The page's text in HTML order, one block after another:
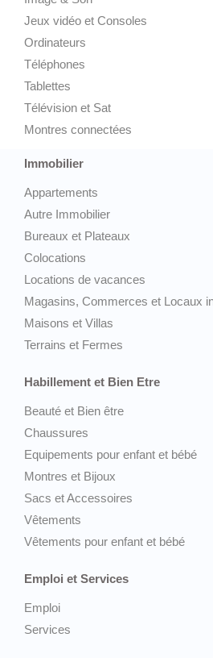
Jeux vidéo et Consoles
Ordinateurs
Téléphones
Tablettes
Télévision et Sat
Montres connectées
Immobilier
Appartements
Autre Immobilier
Bureaux et Plateaux
Colocations
Locations de vacances
Magasins, Commerces et Locaux
Maisons et Villas
Terrains et Fermes
Habillement et Bien Etre
Beauté et Bien être
Chaussures
Equipements pour enfant et bébé
Montres et Bijoux
Sacs et Accessoires
Vêtements
Vêtements pour enfant et bébé
Emploi et Services
Emploi
Services